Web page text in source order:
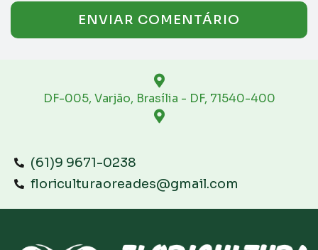
DF-005, Varjão, Brasília - DF, 71540-400
(61)9 9671-0238
floriculturaoreades@gmail.com